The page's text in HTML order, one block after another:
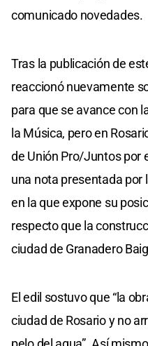
comunicado novedades.
Tras la publicación de
reaccionó nuevamente
para que se avance con
la Música, pero en
de Unión Pro/Juntos por
una nota presentada por
en la que expone su
respecto que la
ciudad de Granadero
El edil sostuvo que “la
ciudad de Rosario y no